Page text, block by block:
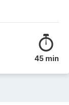
45 min